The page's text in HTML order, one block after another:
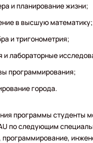
и планирование жизни;
в высшую математику;
и тригонометрия;
и лабораторные
программирования;
города.
программы студенты
по следующим
программирование,